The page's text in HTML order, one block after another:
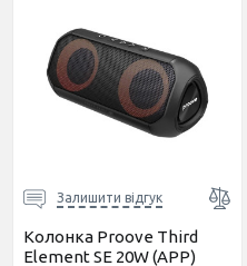
Залишити відгук
Колонка Proove Third
Element SE 20W (APP)